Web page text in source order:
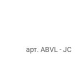
арт. ABVL - JC